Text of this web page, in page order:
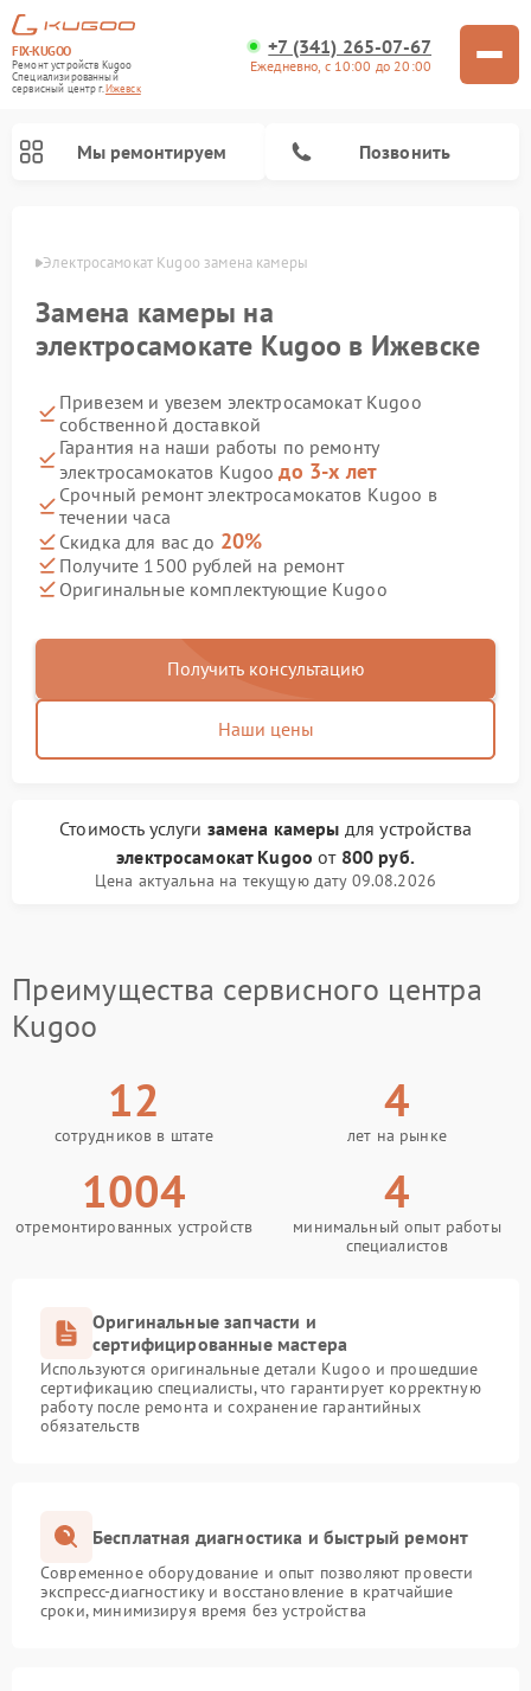
FIX-KUGOO
Ремонт устройств Kugoo
Специализированный
cервисный центр г.Ижевск
+7 (341) 265-07-67
Ежедневно, с 10:00 до 20:00
Мы ремонтируем Позвонить
Электросамокат Kugoo замена камеры
Замена камеры на
электросамокате Kugoo в Ижевске
Привезем и увезем электросамокат Kugoo
собственной доставкой
Гарантия на наши работы по ремонту
электросамокатов Kugooдо 3-х лет
Срочный ремонт электросамокатов Kugoo в
течении часа
Скидка для вас до 20%
Получите 1500 рублей на ремонт
Оригинальные комплектующие Kugoo
Получить консультацию
Наши цены
Стоимость услуги замена камеры для устройства
электросамокат Kugoo от 800 руб.
Цена актуальна на текущую дату 09.08.2026
Преимущества сервисного центра
Kugoo
12
сотрудников в штате
4
лет на рынке
1004
отремонтированных устройств
4
минимальный опыт работы
специалистов
Оригинальные запчасти и
сертифицированные мастера
Используются оригинальные детали Kugoo и прошедшие
сертификацию специалисты, что гарантирует корректную
работу после ремонта и сохранение гарантийных
обязательств
Бесплатная диагностика и быстрый ремонт
Современное оборудование и опыт позволяют провести
экспресс-диагностику и восстановление в кратчайшие
сроки, минимизируя время без устройства